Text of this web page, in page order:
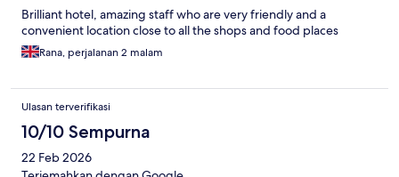
Brilliant hotel, amazing staff who are very friendly and a
convenient location close to all the shops and food places
Rana, perjalanan 2 malam
Ulasan terverifikasi
10/10 Sempurna
22 Feb 2026